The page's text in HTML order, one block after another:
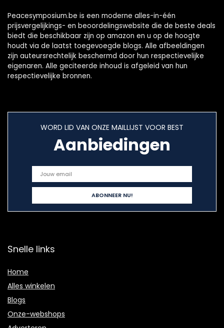
Peacesymposium.be is een moderne alles-in-één
prijsvergelijkings- en beoordelingswebsite die de beste deals
biedt die beschikbaar zijn op amazon en u op de hoogte
houdt via de laatst toegevoegde blogs. Alle afbeeldingen
zijn auteursrechtelijk beschermd door hun respectievelijke
eigenaren. Alle geciteerde inhoud is afgeleid van hun
respectievelijke bronnen.
WORD LID VAN ONZE MAILLIJST VOOR BEST
Aanbiedingen
Snelle links
Home
Alles winkelen
Blogs
Onze-webshops